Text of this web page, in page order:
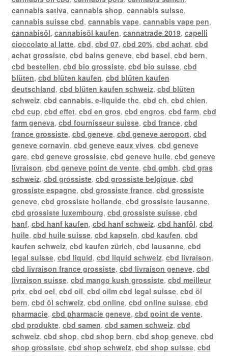
cannabis sativa, cannabis shop, cannabis suisse,
cannabis suisse cbd, cannabis vape, cannabis vape pen,
cannabisöl, cannabisöl kaufen, cannatrade 2019, capelli
cioccolato al latte, cbd, cbd 07, cbd 20%, cbd achat, cbd
achat grossiste, cbd bains geneve, cbd basel, cbd bern,
cbd bestellen, cbd bio grossiste, cbd bio suisse, cbd
blüten, cbd blüten kaufen, cbd blüten kaufen
deutschland, cbd blüten kaufen schweiz, cbd blüten
schweiz, cbd cannabis. e-liquide thc, cbd ch, cbd chien,
cbd cup, cbd effet, cbd en gros, cbd engros, cbd farm, cbd
farm geneva, cbd fournisseur suisse, cbd france, cbd
france grossiste, cbd geneve, cbd geneve aeroport, cbd
geneve cornavin, cbd geneve eaux vives, cbd geneve
gare, cbd geneve grossiste, cbd geneve huile, cbd geneve
livraison, cbd geneve point de vente, cbd gmbh, cbd gras
schweiz, cbd grossiste, cbd grossiste belgique, cbd
grossiste espagne, cbd grossiste france, cbd grossiste
geneve, cbd grossiste hollande, cbd grossiste lausanne,
cbd grossiste luxembourg, cbd grossiste suisse, cbd
hanf, cbd hanf kaufen, cbd hanf schweiz, cbd hanföl, cbd
huile, cbd huile suisse, cbd kapseln, cbd kaufen, cbd
kaufen schweiz, cbd kaufen zürich, cbd lausanne, cbd
legal suisse, cbd liquid, cbd liquid schweiz, cbd livraison,
cbd livraison france grossiste, cbd livraison geneve, cbd
livraison suisse, cbd mango kush grossiste, cbd meilleur
prix, cbd oel, cbd oil, cbd oilm cbd legal suisse, cbd öl
bern, cbd öl schweiz, cbd online, cbd online suisse, cbd
pharmacie, cbd pharmacie geneve, cbd point de vente,
cbd produkte, cbd samen, cbd samen schweiz, cbd
schweiz, cbd shop, cbd shop bern, cbd shop geneve, cbd
shop grossiste, cbd shop schweiz, cbd shop suisse, cbd